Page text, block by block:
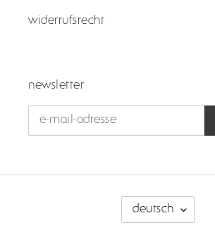
widerrufsrecht
newsletter
deutsch